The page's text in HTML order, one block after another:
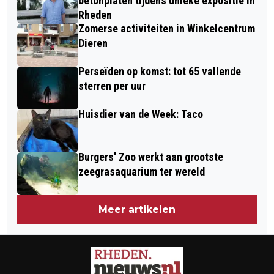
Rheden
Zomerse activiteiten in Winkelcentrum
Dieren
Perseïden op komst: tot 65 vallende
sterren per uur
Huisdier van de Week: Taco
Burgers' Zoo werkt aan grootste
zeegrasaquarium ter wereld
Meer artikelen